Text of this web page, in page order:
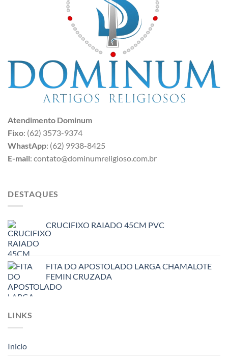
Atendimento Dominum
Fixo: (62) 3573-9374
WhastApp: (62) 9938-8425
E-mail: contato@dominumreligioso.com.br
DESTAQUES
CRUCIFIXO RAIADO 45CM PVC
FITA DO APOSTOLADO LARGA CHAMALOTE
FEMIN CRUZADA
LINKS
Inicio